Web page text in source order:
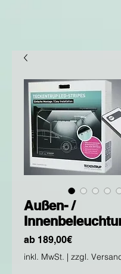
Außen- /
ab 189,00€Sale-
Preis
inkl. MwSt. | zzgl.